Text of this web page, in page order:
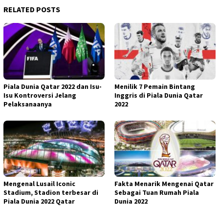
RELATED POSTS
Piala Dunia Qatar 2022 dan Isu-
Isu Kontroversi Jelang
Pelaksanaanya
Menilik 7 Pemain Bintang
Inggris di Piala Dunia Qatar
2022
Mengenal Lusail Iconic
Stadium, Stadion terbesar di
Piala Dunia 2022 Qatar
Fakta Menarik Mengenai Qatar
Sebagai Tuan Rumah Piala
Dunia 2022